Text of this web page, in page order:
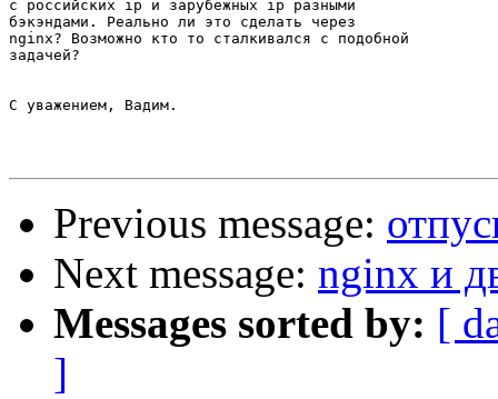
с российских ip и зарубежных ip разными
бэкэндами. Реально ли это сделать через
nginx? Возможно кто то сталкивался с подобной
задачей?
С уважением, Вадим.
Previous message:
Next message: nginx и
Messages sorted by: [
]